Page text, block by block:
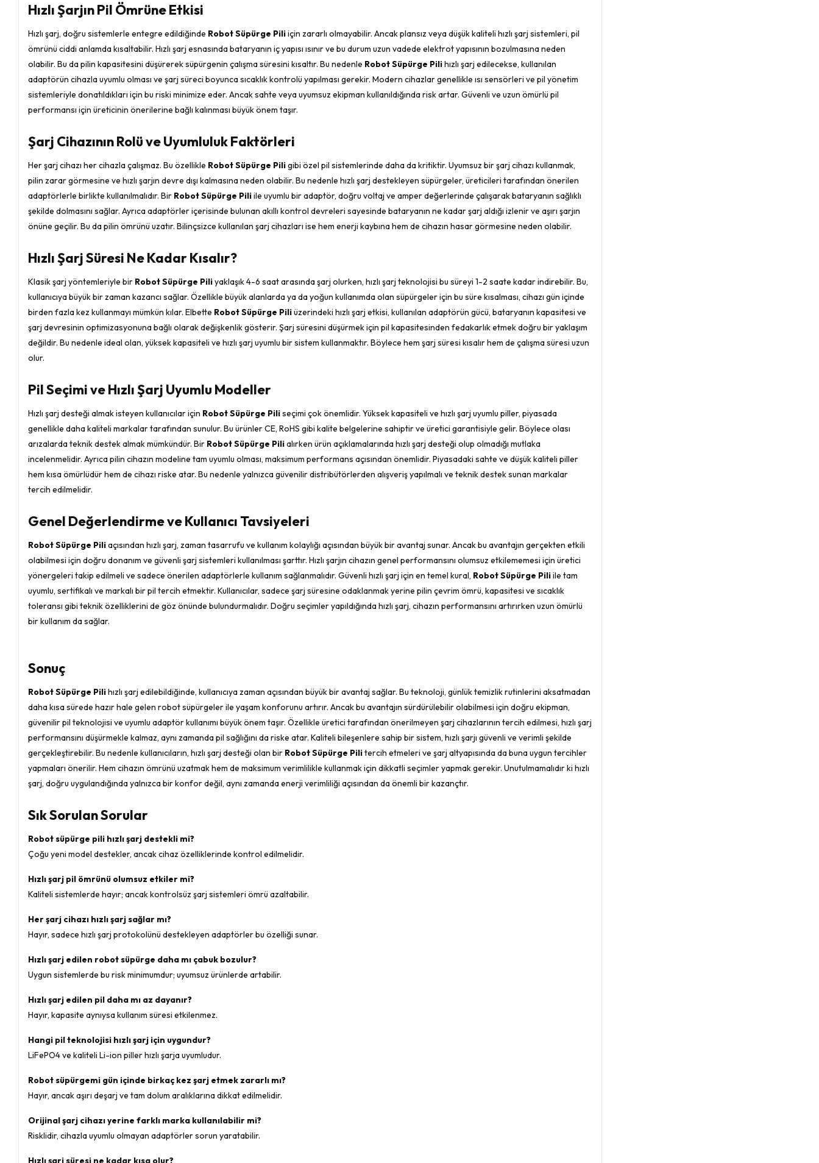
Hızlı Şarjın Pil Ömrüne Etkisi
Hızlı şarj, doğru sistemlerle entegre edildiğinde Robot Süpürge Piliiçin zararlı olmayabilir. Ancak plansız veya düşük kaliteli hızlı şarj sistemleri, pil
ömrünü ciddi anlamda kısaltabilir. Hızlı şarj esnasında bataryanın iç yapısı ısınır ve bu durum uzun vadede elektrot yapısının bozulmasına neden
olabilir. Bu da pilin kapasitesini düşürerek süpürgenin çalışma süresini kısaltır. Bu nedenle Robot Süpürge Pilihızlı şarj edilecekse, kullanılan
adaptörün cihazla uyumlu olması ve şarj süreci boyunca sıcaklık kontrolü yapılması gerekir. Modern cihazlar genellikle ısı sensörleri ve pil yönetim
sistemleriyle donatıldıkları için bu riski minimize eder. Ancak sahte veya uyumsuz ekipman kullanıldığında risk artar. Güvenli ve uzun ömürlü pil
performansı için üreticinin önerilerine bağlı kalınması büyük önem taşır.
Şarj Cihazının Rolü ve Uyumluluk Faktörleri
Her şarj cihazı her cihazla çalışmaz. Bu özellikle Robot Süpürge Piligibi özel pil sistemlerinde daha da kritiktir. Uyumsuz bir şarj cihazı kullanmak,
pilin zarar görmesine ve hızlı şarjın devre dışı kalmasına neden olabilir. Bu nedenle hızlı şarj destekleyen süpürgeler, üreticileri tarafından önerilen
adaptörlerle birlikte kullanılmalıdır. Bir Robot Süpürge Piliile uyumlu bir adaptör, doğru voltaj ve amper değerlerinde çalışarak bataryanın sağlıklı
şekilde dolmasını sağlar. Ayrıca adaptörler içerisinde bulunan akıllı kontrol devreleri sayesinde bataryanın ne kadar şarj aldığı izlenir ve aşırı şarjın
önüne geçilir. Bu da pilin ömrünü uzatır. Bilinçsizce kullanılan şarj cihazları ise hem enerji kaybına hem de cihazın hasar görmesine neden olabilir.
Hızlı Şarj Süresi Ne Kadar Kısalır?
Klasik şarj yöntemleriyle bir Robot Süpürge Piliyaklaşık 4-6 saat arasında şarj olurken, hızlı şarj teknolojisi bu süreyi 1-2 saate kadar indirebilir. Bu,
kullanıcıya büyük bir zaman kazancı sağlar. Özellikle büyük alanlarda ya da yoğun kullanımda olan süpürgeler için bu süre kısalması, cihazı gün içinde
birden fazla kez kullanmayı mümkün kılar. Elbette Robot Süpürge Piliüzerindeki hızlı şarj etkisi, kullanılan adaptörün gücü, bataryanın kapasitesi ve
şarj devresinin optimizasyonuna bağlı olarak değişkenlik gösterir. Şarj süresini düşürmek için pil kapasitesinden fedakarlık etmek doğru bir yaklaşım
değildir. Bu nedenle ideal olan, yüksek kapasiteli ve hızlı şarj uyumlu bir sistem kullanmaktır. Böylece hem şarj süresi kısalır hem de çalışma süresi uzun
olur.
Pil Seçimi ve Hızlı Şarj Uyumlu Modeller
Hızlı şarj desteği almak isteyen kullanıcılar için Robot Süpürge Piliseçimi çok önemlidir. Yüksek kapasiteli ve hızlı şarj uyumlu piller, piyasada
genellikle daha kaliteli markalar tarafından sunulur. Bu ürünler CE, RoHS gibi kalite belgelerine sahiptir ve üretici garantisiyle gelir. Böylece olası
arızalarda teknik destek almak mümkündür. Bir Robot Süpürge Pilialırken ürün açıklamalarında hızlı şarj desteği olup olmadığı mutlaka
incelenmelidir. Ayrıca pilin cihazın modeline tam uyumlu olması, maksimum performans açısından önemlidir. Piyasadaki sahte ve düşük kaliteli piller
hem kısa ömürlüdür hem de cihazı riske atar. Bu nedenle yalnızca güvenilir distribütörlerden alışveriş yapılmalı ve teknik destek sunan markalar
tercih edilmelidir.
Genel Değerlendirme ve Kullanıcı Tavsiyeleri
Robot Süpürge Piliaçısından hızlı şarj, zaman tasarrufu ve kullanım kolaylığı açısından büyük bir avantaj sunar. Ancak bu avantajın gerçekten etkili
olabilmesi için doğru donanım ve güvenli şarj sistemleri kullanılması şarttır. Hızlı şarjın cihazın genel performansını olumsuz etkilememesi için üretici
yönergeleri takip edilmeli ve sadece önerilen adaptörlerle kullanım sağlanmalıdır. Güvenli hızlı şarj için en temel kural, Robot Süpürge Piliile tam
uyumlu, sertifikalı ve markalı bir pil tercih etmektir. Kullanıcılar, sadece şarj süresine odaklanmak yerine pilin çevrim ömrü, kapasitesi ve sıcaklık
toleransı gibi teknik özelliklerini de göz önünde bulundurmalıdır. Doğru seçimler yapıldığında hızlı şarj, cihazın performansını artırırken uzun ömürlü
bir kullanım da sağlar.
Sonuç
Robot Süpürge Pilihızlı şarj edilebildiğinde, kullanıcıya zaman açısından büyük bir avantaj sağlar. Bu teknoloji, günlük temizlik rutinlerini aksatmadan
daha kısa sürede hazır hale gelen robot süpürgeler ile yaşam konforunu artırır. Ancak bu avantajın sürdürülebilir olabilmesi için doğru ekipman,
güvenilir pil teknolojisi ve uyumlu adaptör kullanımı büyük önem taşır. Özellikle üretici tarafından önerilmeyen şarj cihazlarının tercih edilmesi, hızlı şarj
performansını düşürmekle kalmaz, aynı zamanda pil sağlığını da riske atar. Kaliteli bileşenlere sahip bir sistem, hızlı şarjı güvenli ve verimli şekilde
gerçekleştirebilir. Bu nedenle kullanıcıların, hızlı şarj desteği olan bir Robot Süpürge Pilitercih etmeleri ve şarj altyapısında da buna uygun tercihler
yapmaları önerilir. Hem cihazın ömrünü uzatmak hem de maksimum verimlilikle kullanmak için dikkatli seçimler yapmak gerekir. Unutulmamalıdır ki hızlı
şarj, doğru uygulandığında yalnızca bir konfor değil, aynı zamanda enerji verimliliği açısından da önemli bir kazançtır.
Sık Sorulan Sorular
Robot süpürge pili hızlı şarj destekli mi?
Çoğu yeni model destekler, ancak cihaz özelliklerinde kontrol edilmelidir.
Hızlı şarj pil ömrünü olumsuz etkiler mi?
Kaliteli sistemlerde hayır; ancak kontrolsüz şarj sistemleri ömrü azaltabilir.
Her şarj cihazı hızlı şarj sağlar mı?
Hayır, sadece hızlı şarj protokolünü destekleyen adaptörler bu özelliği sunar.
Hızlı şarj edilen robot süpürge daha mı çabuk bozulur?
Uygun sistemlerde bu risk minimumdur; uyumsuz ürünlerde artabilir.
Hızlı şarj edilen pil daha mı az dayanır?
Hayır, kapasite aynıysa kullanım süresi etkilenmez.
Hangi pil teknolojisi hızlı şarj için uygundur?
LiFePO4 ve kaliteli Li-ion piller hızlı şarja uyumludur.
Robot süpürgemi gün içinde birkaç kez şarj etmek zararlı mı?
Hayır, ancak aşırı deşarj ve tam dolum aralıklarına dikkat edilmelidir.
Orijinal şarj cihazı yerine farklı marka kullanılabilir mi?
Risklidir, cihazla uyumlu olmayan adaptörler sorun yaratabilir.
Hızlı şarj süresi ne kadar kısa olur?